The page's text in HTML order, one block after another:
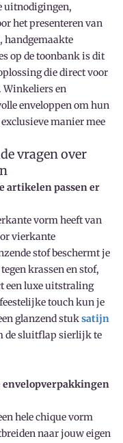
uitnodigingen,
het presenteren van
handgemaakte
op de toonbank is dit
die direct voor
Winkeliers en
enveloppen om hun
manier mee
vragen over
artikelen passen er
vorm heeft van
vierkante
stof beschermt je
krassen en stof,
een luxe uitstraling
touch kun je
glanzend stuksatijn
de sluitflap sierlijk te
envelopverpakkingen
hele chique vorm
naar jouw eigen